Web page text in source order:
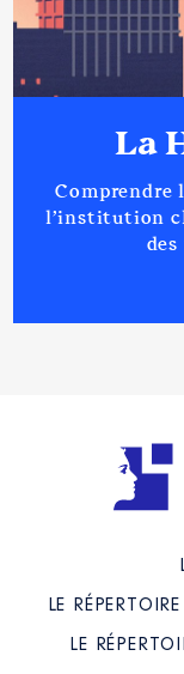
La
l’institution
LE
LE